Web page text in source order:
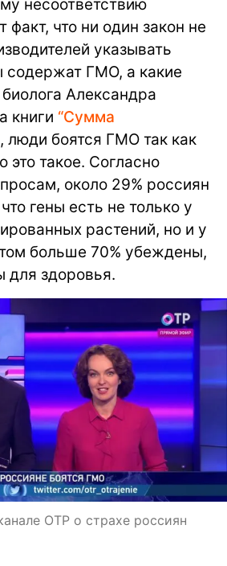
несоответствию
факт, что ни один закон не
указывать
содержат ГМО, а какие
Александра
книги “Сумма
, люди боятся ГМО так как
это такое. Согласно
около 29% россиян
гены есть не только у
растений, но и у
больше 70% убеждены,
для здоровья.
ОТР о страхе россиян